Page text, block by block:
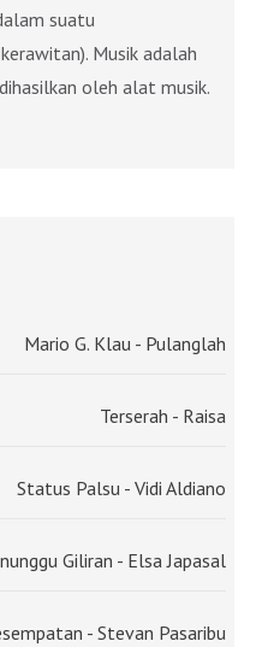
suatu
Musik adalah
oleh alat musik.
Mario G. Klau - Pulanglah
Terserah - Raisa
Status Palsu - Vidi Aldiano
Giliran - Elsa Japasal
- Stevan Pasaribu